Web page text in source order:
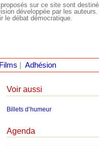
sur ce site sont
développée par les auteurs.
le débat démocratique.
Films Adhésion
Voir aussi
Billets d’humeur
Agenda